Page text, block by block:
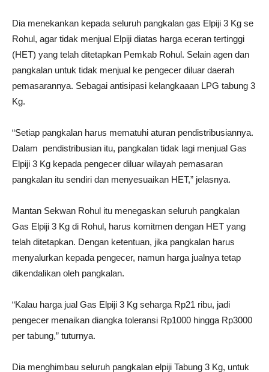
Dia menekankan kepada seluruh pangkalan gas Elpiji 3 Kg se
Rohul, agar tidak menjual Elpiji diatas harga eceran tertinggi
(HET) yang telah ditetapkan Pemkab Rohul. Selain agen dan
pangkalan untuk tidak menjual ke pengecer diluar daerah
pemasarannya. Sebagai antisipasi kelangkaaan LPG tabung 3
Kg.
“Setiap pangkalan harus mematuhi aturan pendistribusiannya.
Dalam pendistribusian itu, pangkalan tidak lagi menjual Gas
Elpiji 3 Kg kepada pengecer diluar wilayah pemasaran
pangkalan itu sendiri dan menyesuaikan HET,” jelasnya.
Mantan Sekwan Rohul itu menegaskan seluruh pangkalan
Gas Elpiji 3 Kg di Rohul, harus komitmen dengan HET yang
telah ditetapkan. Dengan ketentuan, jika pangkalan harus
menyalurkan kepada pengecer, namun harga jualnya tetap
dikendalikan oleh pangkalan.
“Kalau harga jual Gas Elpiji 3 Kg seharga Rp21 ribu, jadi
pengecer menaikan diangka toleransi Rp1000 hingga Rp3000
per tabung,” tuturnya.
Dia menghimbau seluruh pangkalan elpiji Tabung 3 Kg, untuk